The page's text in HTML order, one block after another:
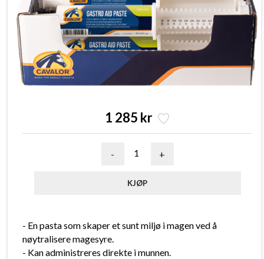
1 285 kr
- +
- En pasta som skaper et sunt miljø i magen ved å
nøytralisere magesyre.
- Kan administreres direkte i munnen.